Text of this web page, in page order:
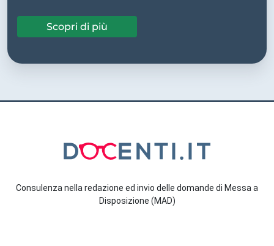
Scopri di più
Consulenza nella redazione ed invio delle domande di Messa a
Disposizione (MAD)